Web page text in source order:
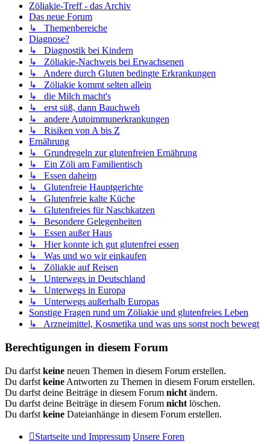
Zöliakie-Treff - das Archiv
Das neue Forum
↳ Themenbereiche
Diagnose?
↳ Diagnostik bei Kindern
↳ Zöliakie-Nachweis bei Erwachsenen
↳ Andere durch Gluten bedingte Erkrankungen
↳ Zöliakie kommt selten allein
↳ die Milch macht's
↳ erst süß, dann Bauchweh
↳ andere Autoimmunerkrankungen
↳ Risiken von A bis Z
Ernährung
↳ Grundregeln zur glutenfreien Ernährung
↳ Ein Zöli am Familientisch
↳ Essen daheim
↳ Glutenfreie Hauptgerichte
↳ Glutenfreie kalte Küche
↳ Glutenfreies für Naschkatzen
↳ Besondere Gelegenheiten
↳ Essen außer Haus
↳ Hier konnte ich gut glutenfrei essen
↳ Was und wo wir einkaufen
↳ Zöliakie auf Reisen
↳ Unterwegs in Deutschland
↳ Unterwegs in Europa
↳ Unterwegs außerhalb Europas
Sonstige Fragen rund um Zöliakie und glutenfreies Leben
↳ Arzneimittel, Kosmetika und was uns sonst noch bewegt
Berechtigungen in diesem Forum
Du darfst keine neuen Themen in diesem Forum erstellen.
Du darfst keine Antworten zu Themen in diesem Forum erstellen.
Du darfst deine Beiträge in diesem Forum nicht ändern.
Du darfst deine Beiträge in diesem Forum nicht löschen.
Du darfst keine Dateianhänge in diesem Forum erstellen.
Startseite und Impressum Unsere Foren